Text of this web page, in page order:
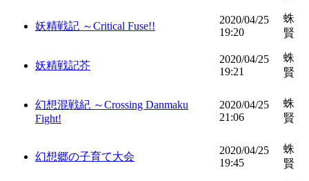
妖精戦記 ～Critical Fuse!!
2020/04/25
19:20
蛛
賢
妖精戦記芥
2020/04/25
19:21
蛛
賢
幻想混戦紀 ～Crossing Danmaku
Fight!
2020/04/25
21:06
蛛
賢
幻想郷の子育て大会
2020/04/25
19:45
蛛
賢